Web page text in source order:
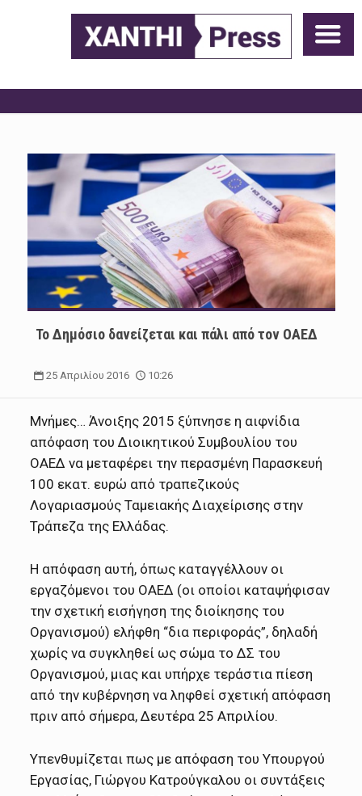
Το Δημόσιο δανείζεται και πάλι από τον ΟΑΕΔ
25 Απριλίου 2016 10:26
Μνήμες… Άνοιξης 2015 ξύπνησε η αιφνίδια
απόφαση του Διοικητικού Συμβουλίου του
ΟΑΕΔ να μεταφέρει την περασμένη Παρασκευή
100 εκατ. ευρώ από τραπεζικούς
Λογαριασμούς Ταμειακής Διαχείρισης στην
Τράπεζα της Ελλάδας.
Η απόφαση αυτή, όπως καταγγέλλουν οι
εργαζόμενοι του ΟΑΕΔ (οι οποίοι καταψήφισαν
την σχετική εισήγηση της διοίκησης του
Οργανισμού) ελήφθη “δια περιφοράς”, δηλαδή
χωρίς να συγκληθεί ως σώμα το ΔΣ του
Οργανισμού, μιας και υπήρχε τεράστια πίεση
από την κυβέρνηση να ληφθεί σχετική απόφαση
πριν από σήμερα, Δευτέρα 25 Απριλίου.
Υπενθυμίζεται πως με απόφαση του Υπουργού
Εργασίας, Γιώργου Κατρούγκαλου οι συντάξεις